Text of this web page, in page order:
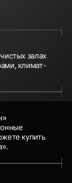
залах
климат-
купить